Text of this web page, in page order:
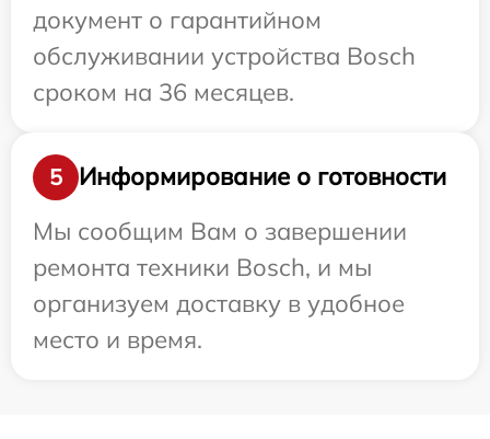
документ о гарантийном
обслуживании устройства Bosch
сроком на 36 месяцев.
5
Информирование о готовности
Мы сообщим Вам о завершении
ремонта техники Bosch, и мы
организуем доставку в удобное
место и время.